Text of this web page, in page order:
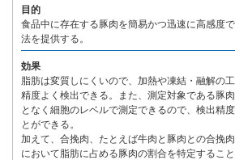
目的
食品中に存在する豚肉を簡易かつ迅速に高感度
法を提供する。
効果
脂肪は変質しにくいので、加熱や凍結・融解の
精度よく検出できる。また、測定対象である豚
となく細胞のレベルで測定できるので、検出精
とができる。
加えて、合挽肉、たとえば牛肉と豚肉との合挽
において脂肪に占める豚肉の割合を特定すること